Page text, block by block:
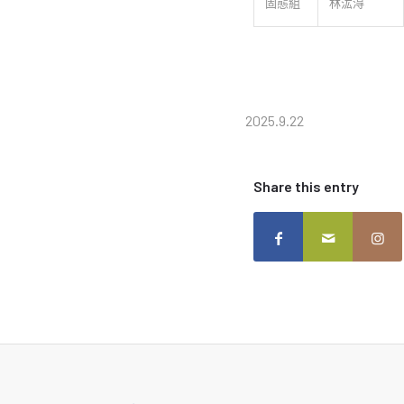
2025.9.22
Share this entry